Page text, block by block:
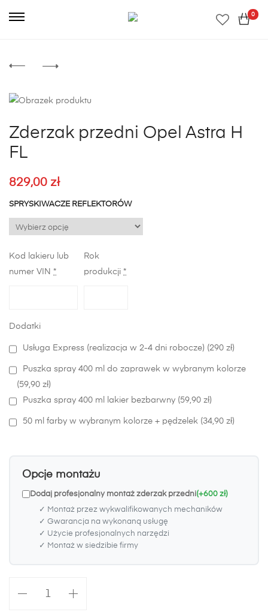
0
Zderzak przedni Opel Astra H
FL
829,00 zł
SPRYSKIWACZE REFLEKTORÓW
Kod lakieru lub
numer VIN *
Rok
produkcji *
Dodatki
Usługa Express (realizacja w 2-4 dni robocze) (290 zł)
Puszka spray 400 ml do zaprawek w wybranym kolorze
(59,90 zł)
Puszka spray 400 ml lakier bezbarwny (59,90 zł)
50 ml farby w wybranym kolorze + pędzelek (34,90 zł)
Opcje montażu
Dodaj profesjonalny montaż zderzak przedni(+600 zł)
✓ Montaż przez wykwalifikowanych mechaników
✓ Gwarancja na wykonaną usługę
✓ Użycie profesjonalnych narzędzi
✓ Montaż w siedzibie firmy